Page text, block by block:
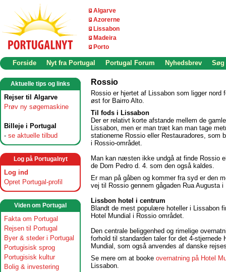
Algarve
Azorerne
Lissabon
Madeira
Porto
Forside Nyt fra Portugal Portugal Forum Nyhedsbrev Søg
Aktuelle tips og links
Rejser til Algarve
Prøv ny søgemaskine
Billeje i Portugal
- se aktuelle tilbud
Log på Portugalnyt
Log ind
Opret Portugal-profil
Viden om Portugal
Fakta om Portugal
Rejsen til Portugal
Byer & steder i Portugal
Portugisisk sprog
Portugisisk kultur
Bolig & investering
Rossio
Rossio er hjertet af Lissabon som ligger nord
øst for Bairro Alto.
Til fods i Lissabon
Der er relativt korte afstande mellem de
Lissabon, men er man træt kan man tage
stationerne Rossio eller Restauradores, som
i Rossio-området.
Man kan næsten ikke undgå at finde Rossio
de Dom Pedro d. 4. som den også kaldes.
Er man på gåben og kommer fra syd er den
vej til Rossio gennem gågaden Rua Augusta i
Lissbon hotel i centrum
Blandt de mest populære hoteller i Lissabon
Hotel Mundial i Rossio området.
Den centrale beliggenhed og rimelige
forhold til standarden taler for det 4-stjernede
Mundial, som også anvendes af danske
Se mere om at booke overnatning på Hotel
Lissabon.